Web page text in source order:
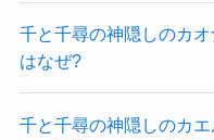
千と千尋の神隠しのカ
はなぜ?
千と千尋の神隠しのカ